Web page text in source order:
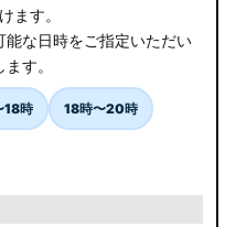
ます。
能な日時をご指定いただい
す。
18時 18時〜20時